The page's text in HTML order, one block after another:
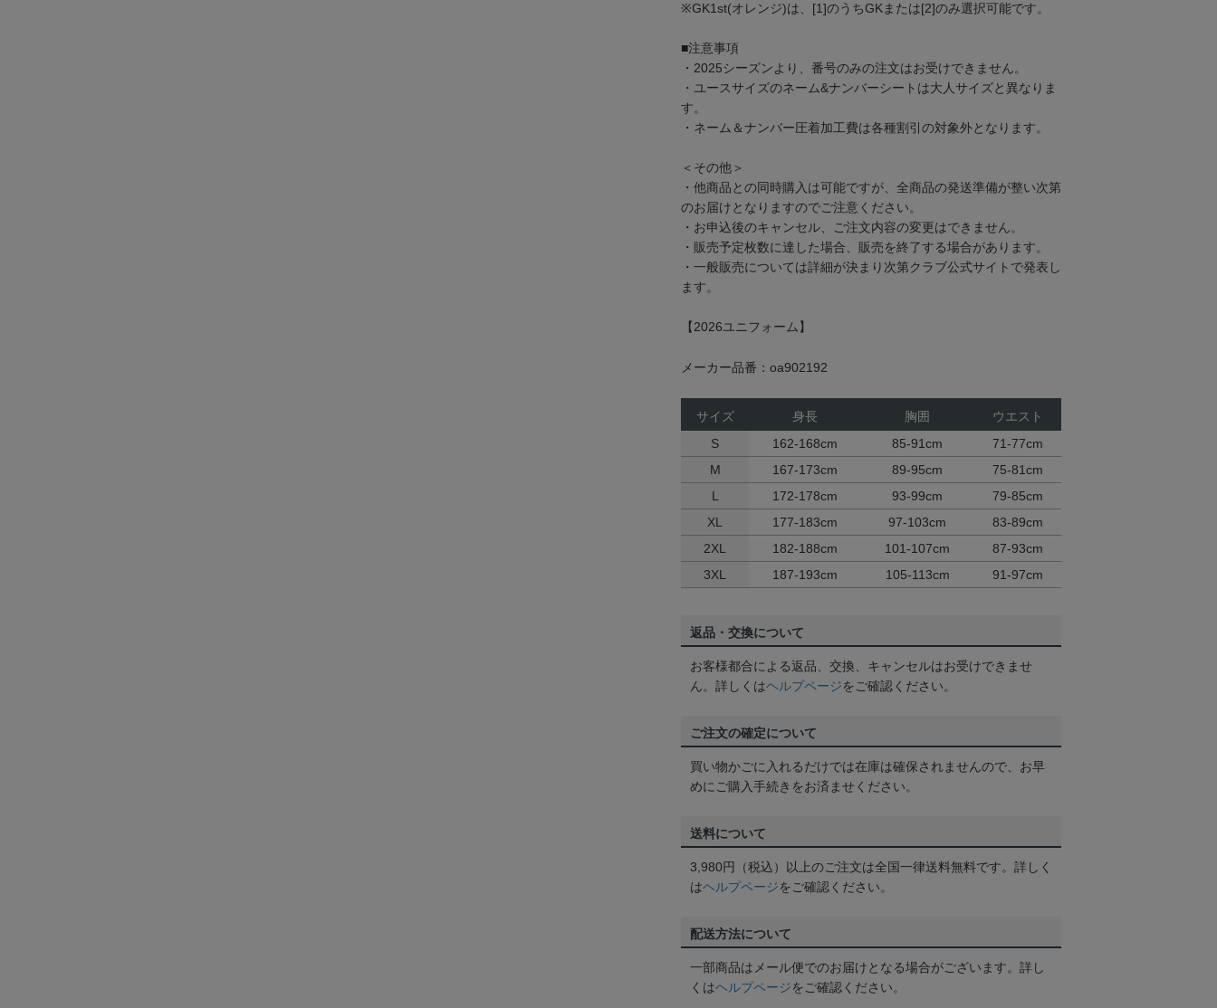
※GK1st(オレンジ)は、[1]のうちGKまたは[2]のみ選択可能です。
■注意事項
・2025シーズンより、番号のみの注文はお受けできません。
・ユースサイズのネーム&ナンバーシートは大人サイズと異なりま
す。
・ネーム＆ナンバー圧着加工費は各種割引の対象外となります。
＜その他＞
・他商品との同時購入は可能ですが、全商品の発送準備が整い次第
のお届けとなりますのでご注意ください。
・お申込後のキャンセル、ご注文内容の変更はできません。
・販売予定枚数に達した場合、販売を終了する場合があります。
・一般販売については詳細が決まり次第クラブ公式サイトで発表し
ます。
【2026ユニフォーム】
メーカー品番：oa902192
サイズ 身長 胸囲
ウエスト
S
162-168cm 85-91cm
71-77cm
M
167-173cm 89-95cm
75-81cm
L
172-178cm 93-99cm
79-85cm
XL
177-183cm 97-103cm
83-89cm
2XL
182-188cm 101-107cm
87-93cm
3XL
187-193cm 105-113cm 91-97cm
返品・交換について
お客様都合による返品、交換、キャンセルはお受けできませ
ん。詳しくはヘルプページをご確認ください。
ご注文の確定について
買い物かごに入れるだけでは在庫は確保されませんので、お早
めにご購入手続きをお済ませください。
送料について
3,980円（税込）以上のご注文は全国一律送料無料です。詳しく
はヘルプページをご確認ください。
配送方法について
一部商品はメール便でのお届けとなる場合がございます。詳し
くはヘルプページをご確認ください。